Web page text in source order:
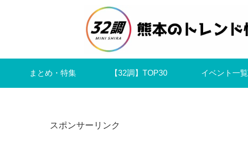
まとめ・特集 【32調】TOP30 イベント一覧
スポンサーリンク